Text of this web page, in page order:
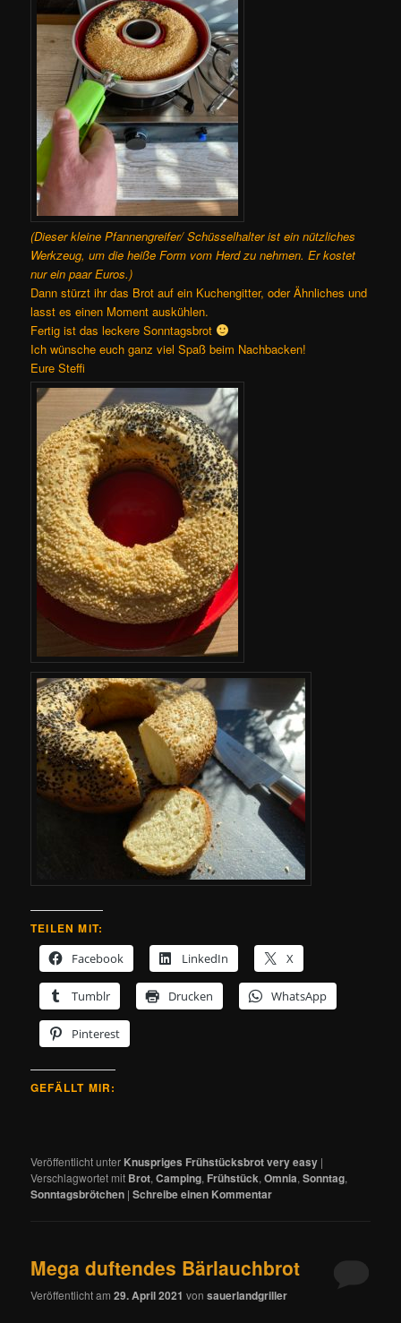
(Dieser kleine Pfannengreifer/ Schüsselhalter ist ein nützliches
Werkzeug, um die heiße Form vom Herd zu nehmen. Er kostet
nur ein paar Euros.)
Dann stürzt ihr das Brot auf ein Kuchengitter, oder Ähnliches und
lasst es einen Moment auskühlen.
Fertig ist das leckere Sonntagsbrot
Ich wünsche euch ganz viel Spaß beim Nachbacken!
Eure Steffi
TEILEN MIT:
Facebook
LinkedIn X
Tumblr Drucken WhatsApp
Pinterest
GEFÄLLT MIR:
Veröffentlicht unter Knuspriges Frühstücksbrot very easy |
Verschlagwortet mit Brot,Camping, Frühstück,Omnia,Sonntag,
Sonntagsbrötchen |Schreibe einen Kommentar
Mega duftendes Bärlauchbrot
Veröffentlicht am29. April 2021 vonsauerlandgriller